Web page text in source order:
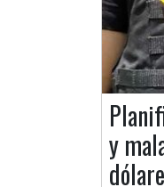
y